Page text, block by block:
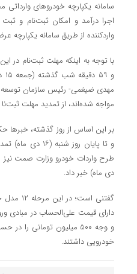
واردکننده از طریق سامانه
مهدی ضیغمی- رئیس سازمان توسعه
مواجه شده‌اند، از تمدید مهلت ثبت‌نا تا پایان
بر این اساس از روز گذشته، خبرها
و تا پایان
دی ماه) خبر داد.
گفتنی
دارای قیمت‌ علی‌الحساب در مبادی
و وجه ۵۰۰ میلیون
خودرویی داشتند.